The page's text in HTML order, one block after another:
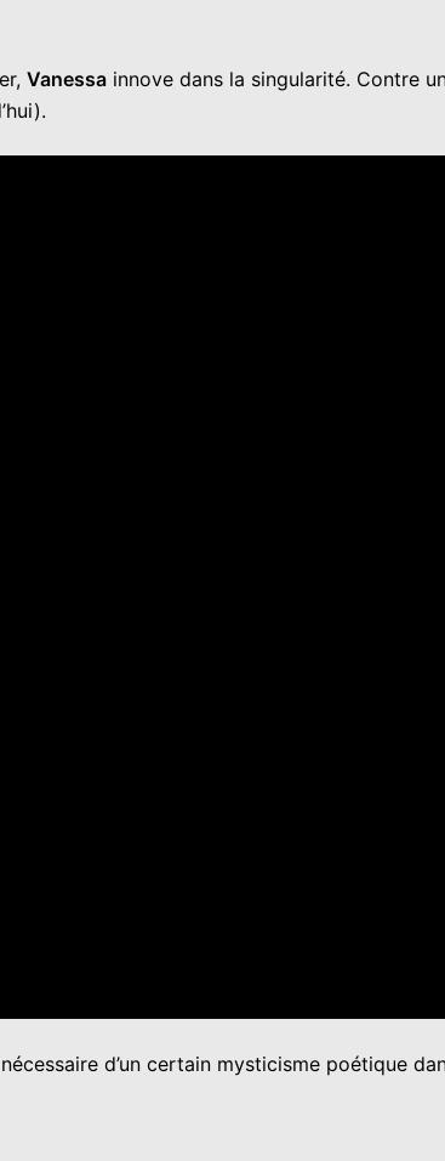
Vanessa innove dans la singularité. Contre
d’un certain mysticisme poétique